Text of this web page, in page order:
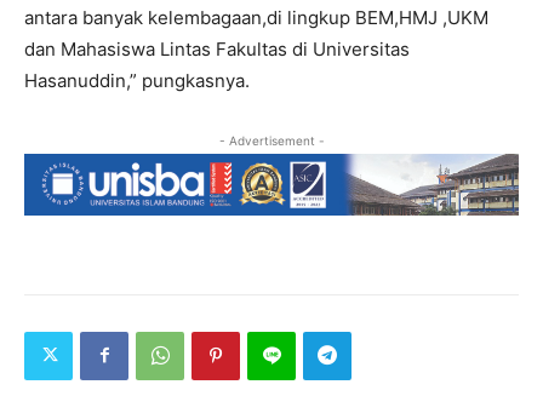
antara banyak kelembagaan,di lingkup BEM,HMJ ,UKM
dan Mahasiswa Lintas Fakultas di Universitas
Hasanuddin,” pungkasnya.
- Advertisement -